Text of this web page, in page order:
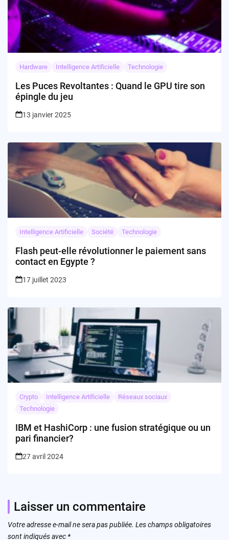
Hardware Intelligence Artificielle Technologie
Les Puces Revoltantes : Quand le GPU tire son
épingle du jeu
13 janvier 2025
Intelligence Artificielle Société Technologie
Flash peut-elle révolutionner le paiement sans
contact en Egypte ?
17 juillet 2023
Crypto Intelligence Artificielle
Réseaux sociaux
Technologie
IBM et HashiCorp : une fusion stratégique ou un
pari financier?
27 avril 2024
Laisser un commentaire
Votre adresse e-mail ne sera pas publiée. Les champs obligatoires
sont indiqués avec *